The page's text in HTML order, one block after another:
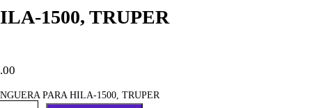
1500, TRUPER
PARA HILA-1500, TRUPER